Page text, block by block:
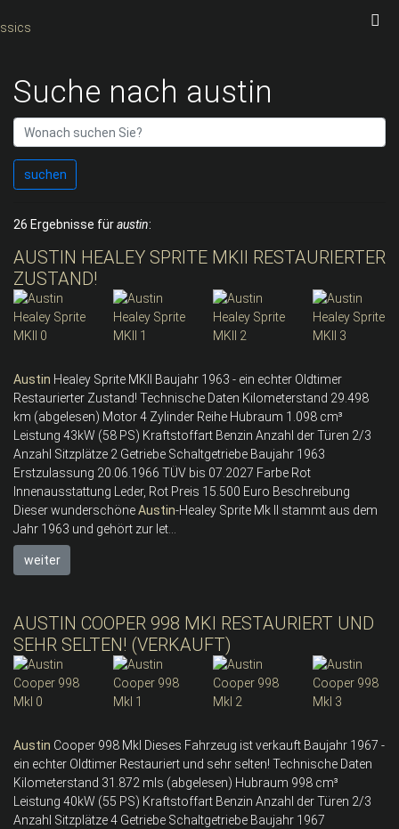
Suche nach austin
suchen
26 Ergebnisse füraustin:
AUSTIN HEALEY SPRITE MKII RESTAURIERTER
ZUSTAND!
Austin Healey Sprite MKII Baujahr 1963 - ein echter Oldtimer
Restaurierter Zustand! Technische Daten Kilometerstand 29.498
km (abgelesen) Motor 4 Zylinder Reihe Hubraum 1.098 cm³
Leistung 43kW (58 PS) Kraftstoffart Benzin Anzahl der Türen 2/3
Anzahl Sitzplätze 2 Getriebe Schaltgetriebe Baujahr 1963
Erstzulassung 20.06.1966 TÜV bis 07.2027 Farbe Rot
Innenausstattung Leder, Rot Preis 15.500 Euro Beschreibung
Dieser wunderschöneAustin-Healey Sprite Mk II stammt aus dem
Jahr 1963 und gehört zur let...
weiter
AUSTIN COOPER 998 MKI RESTAURIERT UND
SEHR SELTEN! (VERKAUFT)
Austin Cooper 998 MkI Dieses Fahrzeug ist verkauft Baujahr 1967 -
ein echter Oldtimer Restauriert und sehr selten! Technische Daten
Kilometerstand 31.872 mls (abgelesen) Hubraum 998 cm³
Leistung 40kW (55 PS) Kraftstoffart Benzin Anzahl der Türen 2/3
Anzahl Sitzplätze 4 Getriebe Schaltgetriebe Baujahr 1967